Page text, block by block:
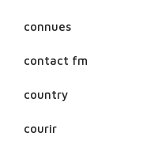
connues
contact fm
country
courir